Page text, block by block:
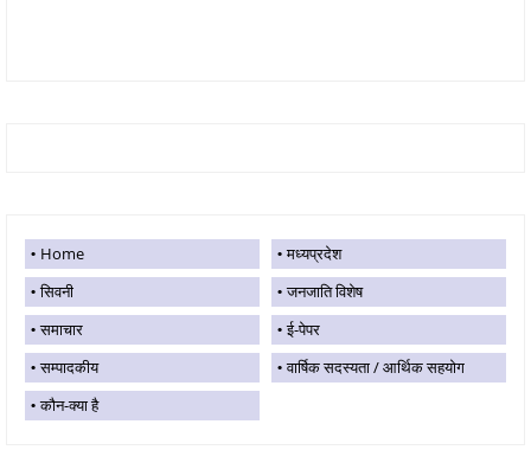
Home
मध्यप्रदेश
सिवनी
जनजाति विशेष
समाचार
ई-पेपर
सम्पादकीय
वार्षिक सदस्यता / आर्थिक सहयोग
कौन-क्या है